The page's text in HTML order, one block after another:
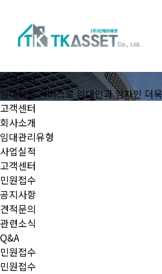
고객센터
임대보장 서비스로 임대인과 임차인 더
고객센터
회사소개
임대관리유형
사업실적
고객센터
민원접수
공지사항
견적문의
관련소식
Q&A
민원접수
민원접수